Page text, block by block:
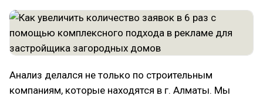
Анализ делался не только по строительным
компаниям, которые находятся в г. Алматы. Мы